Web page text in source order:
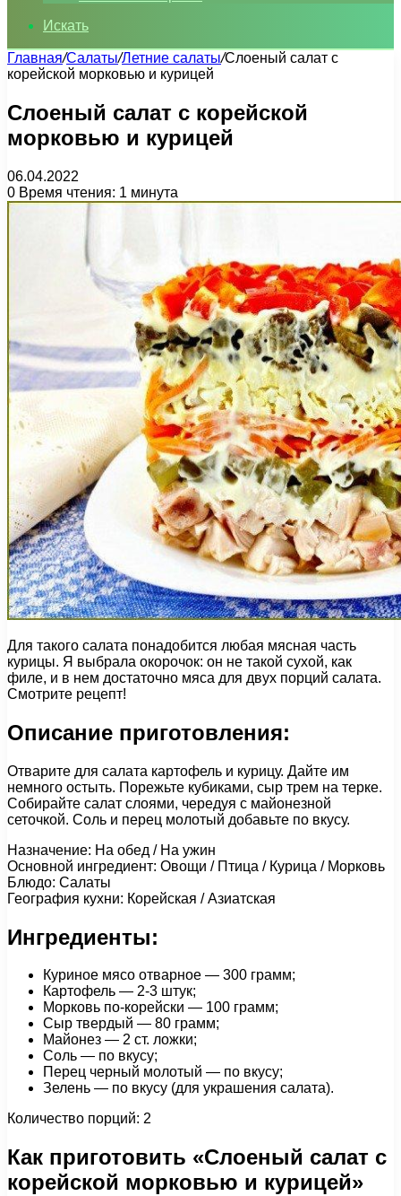
Искать
Главная/Салаты/Летние салаты/Слоеный салат с
корейской морковью и курицей
Слоеный салат с корейской
морковью и курицей
06.04.2022
0 Время чтения: 1 минута
Для такого салата понадобится любая мясная часть
курицы. Я выбрала окорочок: он не такой сухой, как
филе, и в нем достаточно мяса для двух порций салата.
Смотрите рецепт!
Описание приготовления:
Отварите для салата картофель и курицу. Дайте им
немного остыть. Порежьте кубиками, сыр трем на терке.
Собирайте салат слоями, чередуя с майонезной
сеточкой. Соль и перец молотый добавьте по вкусу.
Назначение: На обед / На ужин
Основной ингредиент: Овощи / Птица / Курица / Морковь
Блюдо: Салаты
География кухни: Корейская / Азиатская
Ингредиенты:
Куриное мясо отварное — 300 грамм;
Картофель — 2-3 штук;
Морковь по-корейски — 100 грамм;
Сыр твердый — 80 грамм;
Майонез — 2 ст. ложки;
Соль — по вкусу;
Перец черный молотый — по вкусу;
Зелень — по вкусу (для украшения салата).
Количество порций: 2
Как приготовить «Слоеный салат с
корейской морковью и курицей»